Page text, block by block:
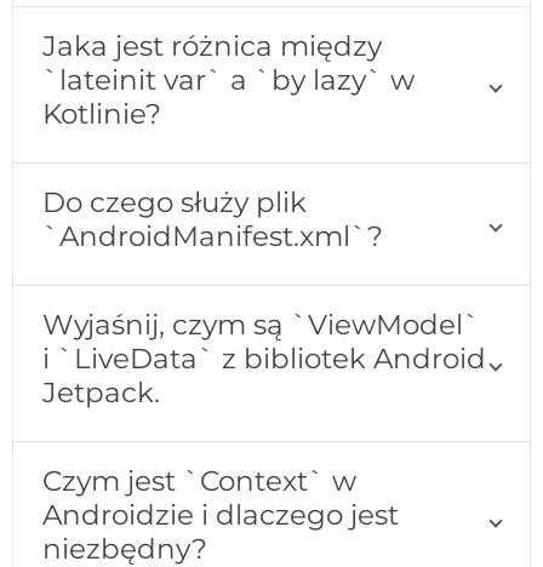
Jaka jest różnica między
`lateinit var` a `by lazy` w
Kotlinie?
Do czego służy plik
`AndroidManifest.xml`?
Wyjaśnij, czym są `ViewModel`
i `LiveData` z bibliotek Android
Jetpack.
Czym jest `Context` w
Androidzie i dlaczego jest
niezbędny?